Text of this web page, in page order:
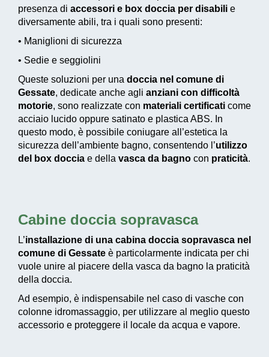
presenza di accessori e box doccia per disabili e
diversamente abili, tra i quali sono presenti:
• Maniglioni di sicurezza
• Sedie e seggiolini
Queste soluzioni per una doccia nel comune di
Gessate, dedicate anche agli anziani con difficoltà
motorie, sono realizzate con materiali certificati come
acciaio lucido oppure satinato e plastica ABS. In
questo modo, è possibile coniugare all’estetica la
sicurezza dell’ambiente bagno, consentendo l’utilizzo
del box doccia e della vasca da bagno con praticità.
Cabine doccia sopravasca
L’installazione di una cabina doccia sopravasca nel
comune di Gessate è particolarmente indicata per chi
vuole unire al piacere della vasca da bagno la praticità
della doccia.
Ad esempio, è indispensabile nel caso di vasche con
colonne idromassaggio, per utilizzare al meglio questo
accessorio e proteggere il locale da acqua e vapore.